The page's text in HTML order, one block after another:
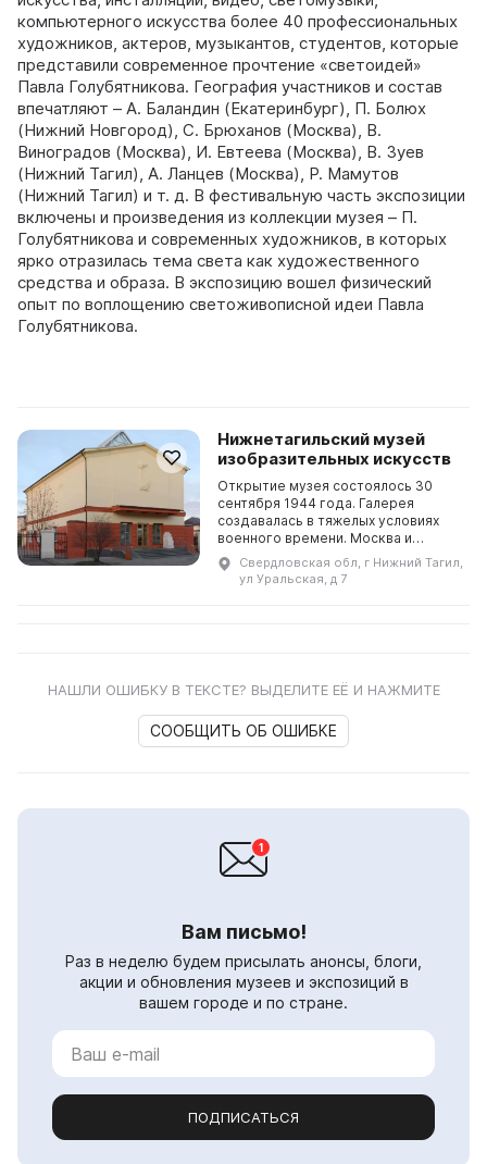
компьютерного искусства более 40 профессиональных
художников, актеров, музыкантов, студентов, которые
представили современное прочтение «светоидей»
Павла Голубятникова. География участников и состав
впечатляют – А. Баландин (Екатеринбург), П. Болюх
(Нижний Новгород), С. Брюханов (Москва), В.
Виноградов (Москва), И. Евтеева (Москва), В. Зуев
(Нижний Тагил), А. Ланцев (Москва), Р. Мамутов
(Нижний Тагил) и т. д. В фестивальную часть экспозиции
включены и произведения из коллекции музея – П.
Голубятникова и современных художников, в которых
ярко отразилась тема света как художественного
средства и образа. В экспозицию вошел физический
опыт по воплощению светоживописной идеи Павла
Голубятникова.
Нижнетагильский музей
изобразительных искусств
Открытие музея состоялось 30
сентября 1944 года. Галерея
создавалась в тяжелых условиях
военного времени. Москва и
Ленинград дали Тагилу картины из
запасных фондов Третьяковской
Галереи и Русского муз...
Свердловская обл, г Нижний Тагил,
ул Уральская, д 7
НАШЛИ ОШИБКУ В ТЕКСТЕ? ВЫДЕЛИТЕ ЕЁ И НАЖМИТЕ
СООБЩИТЬ ОБ ОШИБКЕ
Вам письмо!
Раз в неделю будем присылать анонсы, блоги,
акции и обновления музеев и экспозиций в
вашем городе и по стране.
ПОДПИСАТЬСЯ